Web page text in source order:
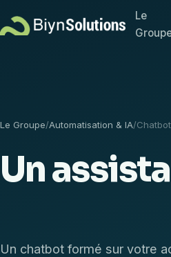
Le
Le Groupe/Automatisation & IA/Chatbot
Un
Un chatbot formé sur votre